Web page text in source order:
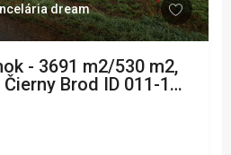
dream
- 3691 m2/530 m2,
Brod ID 011-14-